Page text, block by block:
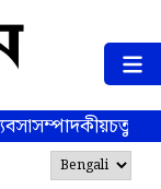
সম্পাদকীয়